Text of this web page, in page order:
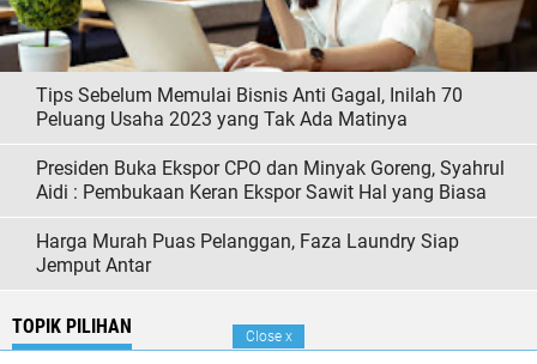
Tips Sebelum Memulai Bisnis Anti Gagal, Inilah 70
Peluang Usaha 2023 yang Tak Ada Matinya
Presiden Buka Ekspor CPO dan Minyak Goreng, Syahrul
Aidi : Pembukaan Keran Ekspor Sawit Hal yang Biasa
Harga Murah Puas Pelanggan, Faza Laundry Siap
Jemput Antar
TOPIK PILIHAN Close x